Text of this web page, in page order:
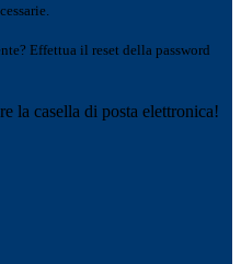
Effettua il reset della password
la casella di posta elettronica!